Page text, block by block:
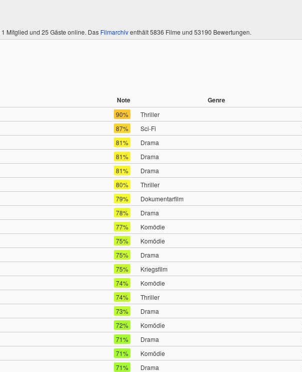
1 Mitglied und 25 Gäste online. Das Filmarchiventhält 5836 Filme und 53190 Bewertungen.
Note Genre
90% Thriller
87% Sci-Fi
81% Drama
81% Drama
81% Drama
80% Thriller
79% Dokumentarfilm
78% Drama
77% Komödie
75% Komödie
75% Drama
75% Kriegsfilm
74% Komödie
74% Thriller
73% Drama
72% Komödie
71% Drama
71% Komödie
71% Drama